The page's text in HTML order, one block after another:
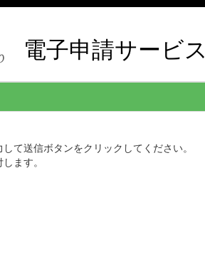
電子申請サービス
て送信ボタンをクリックしてください。
ます。